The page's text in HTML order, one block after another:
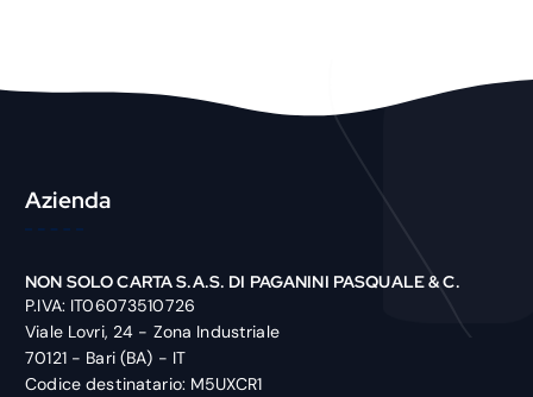
Azienda
NON SOLO CARTA S.A.S. DI PAGANINI PASQUALE & C.
P.IVA: IT06073510726
Viale Lovri, 24 - Zona Industriale
70121 - Bari (BA) - IT
Codice destinatario: M5UXCR1